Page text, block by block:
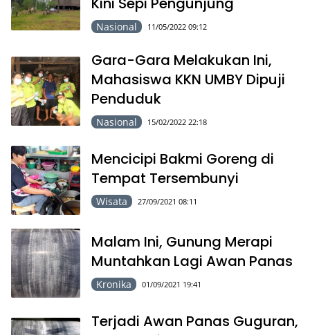
Nasional 11/05/2022 09:12
Gara-Gara Melakukan Ini,
Mahasiswa KKN UMBY Dipuji
Penduduk
Nasional 15/02/2022 22:18
Mencicipi Bakmi Goreng di
Tempat Tersembunyi
Wisata 27/09/2021 08:11
Malam Ini, Gunung Merapi
Muntahkan Lagi Awan Panas
Kronika 01/09/2021 19:41
Terjadi Awan Panas Guguran,